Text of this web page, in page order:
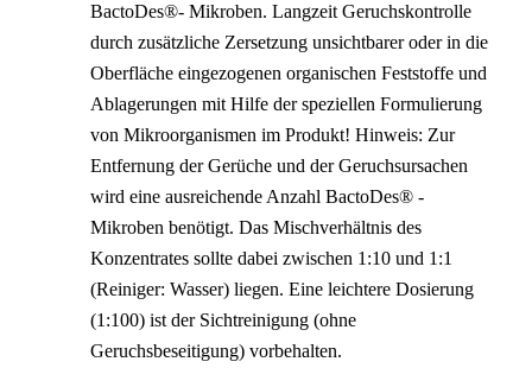
BactoDes®- Mikroben. Langzeit Geruchskontrolle
durch zusätzliche Zersetzung unsichtbarer oder in die
Oberfläche eingezogenen organischen Feststoffe und
Ablagerungen mit Hilfe der speziellen Formulierung
von Mikroorganismen im Produkt! Hinweis: Zur
Entfernung der Gerüche und der Geruchsursachen
wird eine ausreichende Anzahl BactoDes® -
Mikroben benötigt. Das Mischverhältnis des
Konzentrates sollte dabei zwischen 1:10 und 1:1
(Reiniger: Wasser) liegen. Eine leichtere Dosierung
(1:100) ist der Sichtreinigung (ohne
Geruchsbeseitigung) vorbehalten.